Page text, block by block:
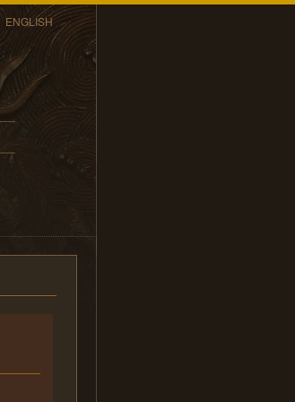
ENGLISH